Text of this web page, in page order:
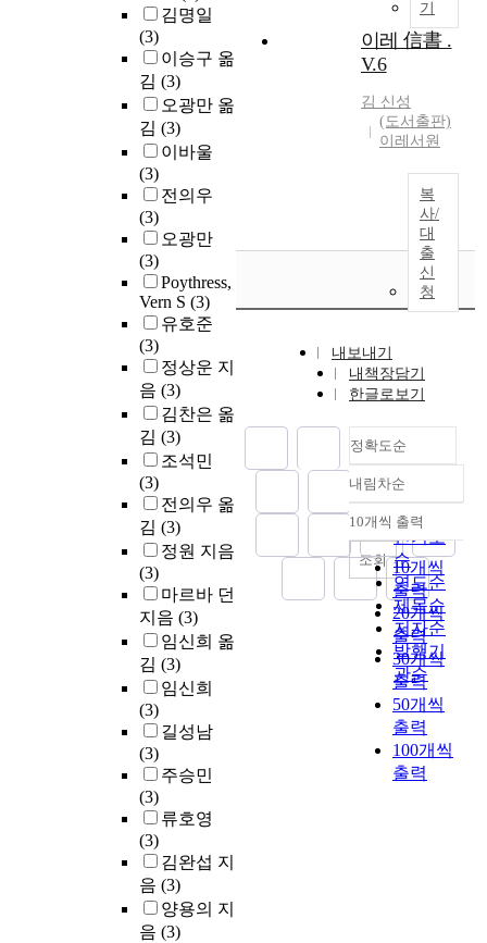
김명일
(3)
이승구 옮
김 (3)
오광만 옮
김 (3)
이바울
(3)
전의우
(3)
오광만
(3)
Poythress,
Vern S (3)
유호준
(3)
정상운 지
음 (3)
김찬은 옮
김 (3)
조석민
(3)
전의우 옮
김 (3)
정원 지음
(3)
마르바 던
지음 (3)
임신희 옮
김 (3)
임신희
(3)
길성남
(3)
주승민
(3)
류호영
(3)
김완섭 지
음 (3)
양용의 지
음 (3)
기
이레 信書 .
V.6
김 신성
(도서출판)
이레서원
복
사/
대
출
신
청
내보내기
내책장담기
한글로보기
정확도순
정확도
순
인기도
순
연도순
제목순
저자순
발행기
관순
내림차순
내림차순
10개씩 출력
10개씩
출력
20개씩
출력
30개씩
출력
50개씩
출력
100개씩
출력
조회